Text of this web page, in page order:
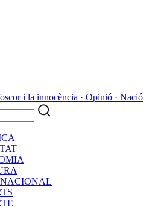
i la innocència · Opinió · Nació